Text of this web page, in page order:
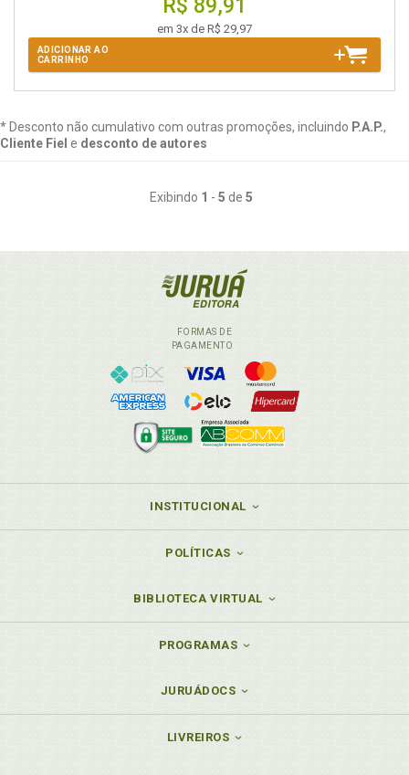
R$ 89,91
em 3x de R$ 29,97
ADICIONAR AO
CARRINHO
* Desconto não cumulativo com outras promoções, incluindo P.A.P.,
Cliente Fiel e desconto de autores
Exibindo 1 - 5 de 5
FORMAS DE
PAGAMENTO
INSTITUCIONAL
POLÍTICAS
BIBLIOTECA VIRTUAL
PROGRAMAS
JURUÁDOCS
LIVREIROS